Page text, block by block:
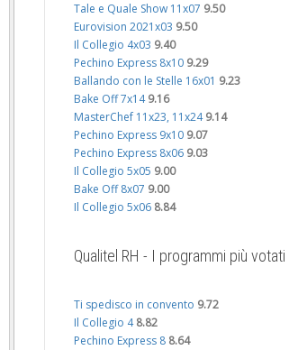
Tale e Quale Show 11x07 9.50
Eurovision 2021x03 9.50
Il Collegio 4x03 9.40
Pechino Express 8x10 9.29
Ballando con le Stelle 16x01 9.23
Bake Off 7x14 9.16
MasterChef 11x23, 11x24 9.14
Pechino Express 9x10 9.07
Pechino Express 8x06 9.03
Il Collegio 5x05 9.00
Bake Off 8x07 9.00
Il Collegio 5x06 8.84
Qualitel RH - I programmi più votati
Ti spedisco in convento 9.72
Il Collegio 4 8.82
Pechino Express 8 8.64